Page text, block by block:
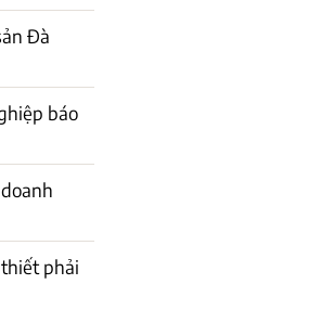
Đà
báo
phải